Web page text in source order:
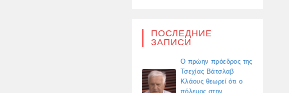
ПОСЛЕДНИЕ
ЗАПИСИ
Ο πρώην πρόεδρος της
Τσεχίας Βάτσλαβ
Κλάους θεωρεί ότι ο
πόλεμος στην